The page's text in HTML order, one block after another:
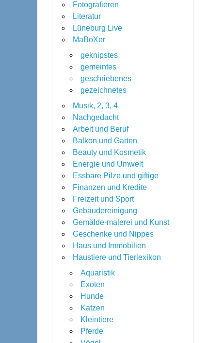
Fotografieren
Literatur
Lüneburg Live
MaBoXer
geknipstes
gemeintes
geschriebenes
gezeichnetes
Musik, 2, 3, 4
Nachgedacht
Arbeit und Beruf
Balkon und Garten
Beauty und Kosmetik
Energie und Umwelt
Essbare Pilze und giftige
Finanzen und Kredite
Freizeit und Sport
Gebäudereinigung
Gemälde-malerei und Kunst
Geschenke und Nippes
Haus und Immobilien
Haustiere und Tierlexikon
Aquaristik
Exoten
Hunde
Katzen
Kleintiere
Pferde